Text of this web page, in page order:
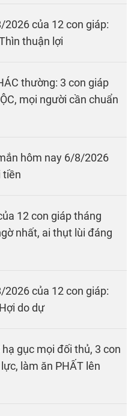
của 12 con giáp:
thuận lợi
thường: 3 con giáp
mọi người cần chuẩn
hôm nay 6/8/2026
tiền
12 con giáp tháng
nhất, ai thụt lùi đáng
của 12 con giáp:
do dự
gục mọi đối thủ, 3 con
làm ăn PHẤT lên